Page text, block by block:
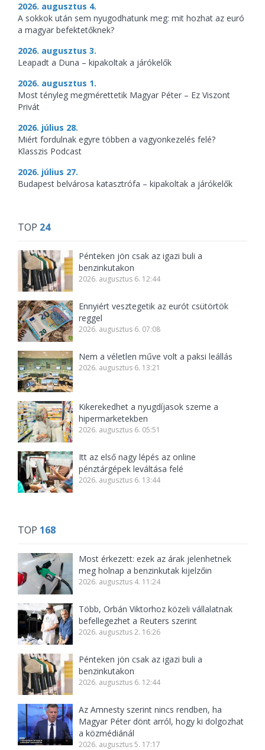
2026. augusztus 4.
A sokkok után sem nyugodhatunk meg: mit hozhat az euró
a magyar befektetőknek?
2026. augusztus 3.
Leapadt a Duna – kipakoltak a járókelők
2026. augusztus 1.
Most tényleg megmérettetik Magyar Péter – Ez Viszont
Privát
2026. július 28.
Miért fordulnak egyre többen a vagyonkezelés felé?
Klasszis Podcast
2026. július 27.
Budapest belvárosa katasztrófa – kipakoltak a járókelők
TOP 24
Pénteken jön csak az igazi buli a
benzinkutakon
2026. augusztus 6. 12:44
Ennyiért vesztegetik az eurót csütörtök
reggel
2026. augusztus 6. 07:08
Nem a véletlen műve volt a paksi leállás
2026. augusztus 6. 13:21
Kikerekedhet a nyugdíjasok szeme a
hipermarketekben
2026. augusztus 6. 05:51
Itt az első nagy lépés az online
pénztárgépek leváltása felé
2026. augusztus 6. 13:44
TOP 168
Most érkezett: ezek az árak jelenhetnek
meg holnap a benzinkutak kijelzőin
2026. augusztus 4. 11:24
Több, Orbán Viktorhoz közeli vállalatnak
befellegezhet a Reuters szerint
2026. augusztus 2. 16:26
Pénteken jön csak az igazi buli a
benzinkutakon
2026. augusztus 6. 12:44
Az Amnesty szerint nincs rendben, ha
Magyar Péter dönt arról, hogy ki dolgozhat
a közmédiánál
2026. augusztus 5. 17:17